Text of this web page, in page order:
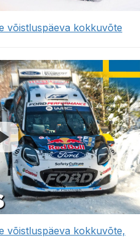
võistluspäeva kokkuvõte
võistluspäeva kokkuvõte,